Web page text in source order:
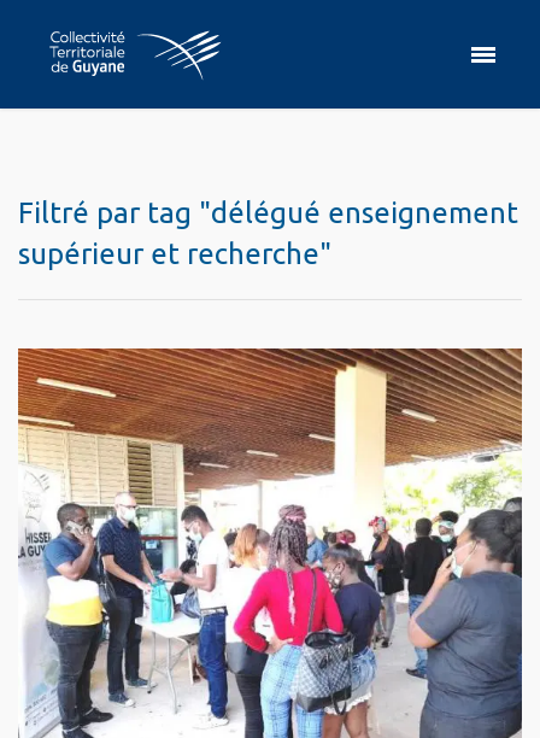
Filtré par tag "délégué enseignement
supérieur et recherche"